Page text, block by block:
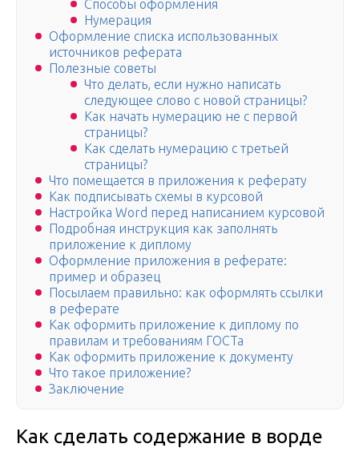
Способы оформления
Нумерация
Оформление списка использованных
источников реферата
Полезные советы
Что делать, если нужно написать
следующее слово с новой страницы?
Как начать нумерацию не с первой
страницы?
Как сделать нумерацию с третьей
страницы?
Что помещается в приложения к реферату
Как подписывать схемы в курсовой
Настройка Word перед написанием курсовой
Подробная инструкция как заполнять
приложение к диплому
Оформление приложения в реферате:
пример и образец
Посылаем правильно: как оформлять ссылки
в реферате
Как оформить приложение к диплому по
правилам и требованиям ГОСТа
Как оформить приложение к документу
Что такое приложение?
Заключение
Как сделать содержание в ворде